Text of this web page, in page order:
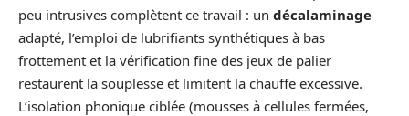
peu intrusives complètent ce travail : un décalaminage
adapté, l’emploi de lubrifiants synthétiques à bas
frottement et la vérification fine des jeux de palier
restaurent la souplesse et limitent la chauffe excessive.
L’isolation phonique ciblée (mousses à cellules fermées,